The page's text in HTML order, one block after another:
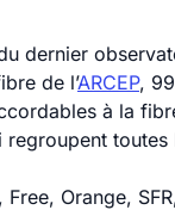
dernier
de l’ARCEP,
à la
toutes
Orange,